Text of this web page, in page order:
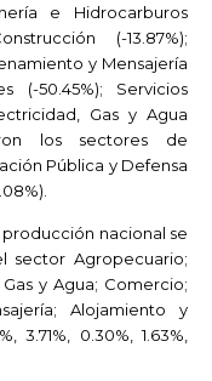
e Hidrocarburos
(-13.87%);
y Mensajería
(-50.45%); Servicios
Gas y Agua
los sectores de
Pública y Defensa
nacional se
sector Agropecuario;
y Agua; Comercio;
Alojamiento y
3.71%, 0.30%, 1.63%,